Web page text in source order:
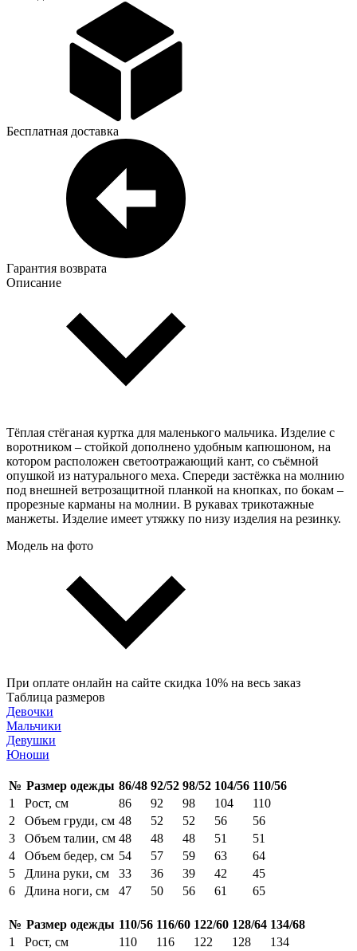
Бесплатная доставка
Гарантия возврата
Описание
Тёплая стёганая куртка для маленького мальчика. Изделие с
воротником – стойкой дополнено удобным капюшоном, на
котором расположен светоотражающий кант, со съёмной
опушкой из натурального меха. Спереди застёжка на молнию
под внешней ветрозащитной планкой на кнопках, по бокам –
прорезные карманы на молнии. В рукавах трикотажные
манжеты. Изделие имеет утяжку по низу изделия на резинку.
Модель на фото
При оплате онлайн на сайте скидка 10% на весь заказ
Таблица размеров
Девочки
Мальчики
Девушки
Юноши
№ Размер одежды 86/48 92/52 98/52 104/56 110/56
1
Рост, см 86 92 98 104
110
2
Объем груди, см 48 52 52 56
56
3
Объем талии, см 48 48 48 51
51
4
Объем бедер, см 54 57 59 63
64
5
Длина руки, см 33 36 39 42
45
6
Длина ноги, см 47 50 56 61 65
№ Размер одежды 110/56 116/60 122/60 128/64 134/68
1
Рост, см 110 116 122 128
134